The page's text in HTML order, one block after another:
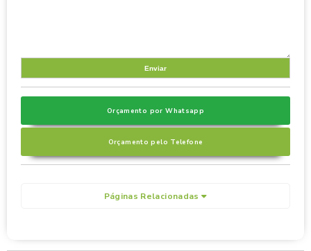
Orçamento por Whatsapp
Orçamento pelo Telefone
Páginas Relacionadas